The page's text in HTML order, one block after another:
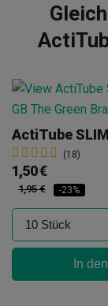
ActiTube
(18)
1,50 €
1,95 € -23%
In